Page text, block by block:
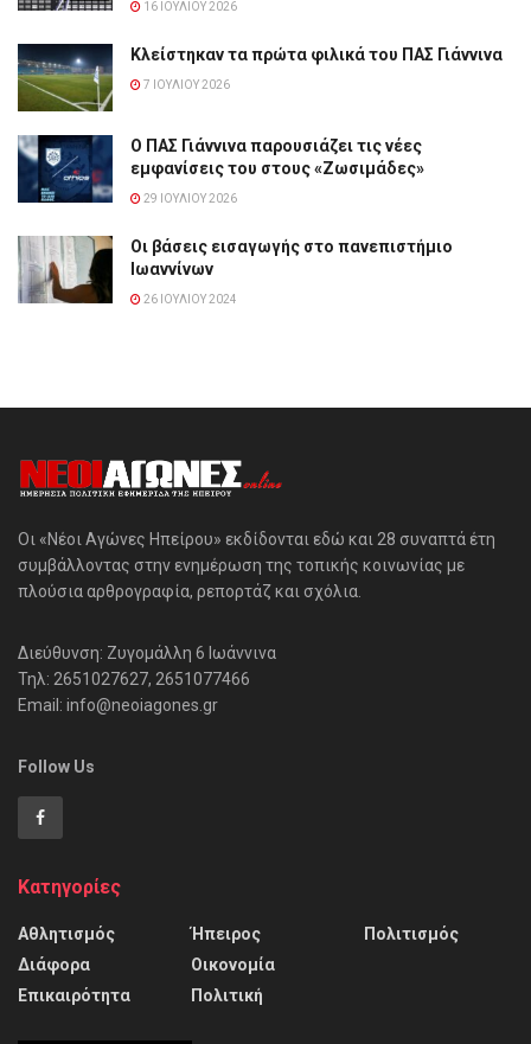
16 ΙΟΥΛΊΟΥ 2026
Κλείστηκαν τα πρώτα φιλικά του ΠΑΣ Γιάννινα
7 ΙΟΥΛΊΟΥ 2026
Ο ΠΑΣ Γιάννινα παρουσιάζει τις νέες
εμφανίσεις του στους «Ζωσιμάδες»
29 ΙΟΥΛΊΟΥ 2026
Οι βάσεις εισαγωγής στο πανεπιστήμιο
Ιωαννίνων
26 ΙΟΥΛΊΟΥ 2024
Οι «Νέοι Αγώνες Ηπείρου» εκδίδονται εδώ και 28 συναπτά έτη
συμβάλλοντας στην ενημέρωση της τοπικής κοινωνίας με
πλούσια αρθρογραφία, ρεπορτάζ και σχόλια.
Διεύθυνση: Ζυγομάλλη 6 Ιωάννινα
Τηλ: 2651027627, 2651077466
Email: info@neoiagones.gr
Follow Us
Κατηγορίες
Αθλητισμός
Διάφορα
Επικαιρότητα
Ήπειρος
Οικονομία
Πολιτική
Πολιτισμός